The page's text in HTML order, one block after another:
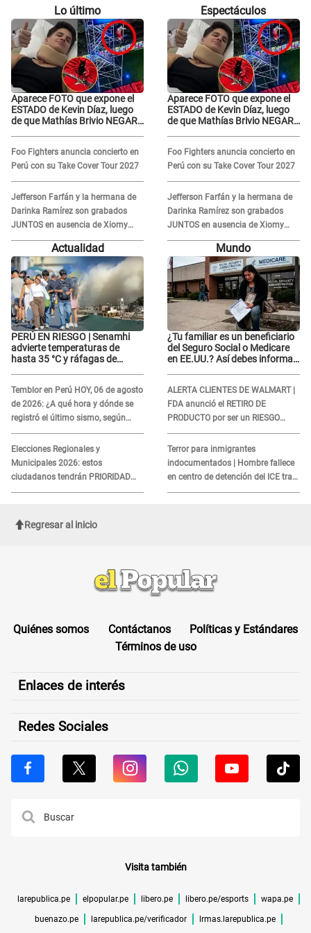
Lo último
Aparece FOTO que expone el
ESTADO de Kevin Díaz, luego
de que Mathías Brivio NEGARA
Foo Fighters anuncia concierto en
Perú con su Take Cover Tour 2027
Jefferson Farfán y la hermana de
Darinka Ramírez son grabados
JUNTOS en ausencia de Xiomy
Kanashiro: "Siempre va
acompañada..."
Espectáculos
Aparece FOTO que expone el
ESTADO de Kevin Díaz, luego
de que Mathías Brivio NEGARA
Foo Fighters anuncia concierto en
Perú con su Take Cover Tour 2027
Jefferson Farfán y la hermana de
Darinka Ramírez son grabados
JUNTOS en ausencia de Xiomy
Kanashiro: "Siempre va
acompañada..."
Actualidad
PERÚ EN RIESGO | Senamhi
advierte temperaturas de
hasta 35 °C y ráfagas de
Temblor en Perú HOY, 06 de agosto
de 2026: ¿A qué hora y dónde se
registró el último sismo, según
IGP?
Elecciones Regionales y
Municipales 2026: estos
ciudadanos tendrán PRIORIDAD
para votar el 4 de octubre
Mundo
¿Tu familiar es un beneficiario
del Seguro Social o Medicare
en EE.UU.? Así debes informar
ALERTA CLIENTES DE WALMART |
FDA anunció el RETIRO DE
PRODUCTO por ser un RIESGO
MORTAL para consumidores: ¿Cuál
es?
Terror para inmigrantes
indocumentados | Hombre fallece
en centro de detención del ICE tras
sufrir una "emergencia médica"
Regresar al inicio
Quiénes somos Contáctanos
Políticas y Estándares
Términos de uso
Enlaces de interés
Redes Sociales
Visita también
larepublica.pe elpopular.pe libero.pe libero.pe/esports wapa.pe
buenazo.pe larepublica.pe/verificador lrmas.larepublica.pe